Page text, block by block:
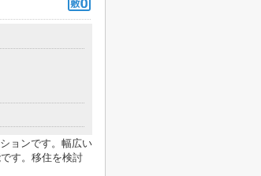
ョンです。幅広い
す。移住を検討